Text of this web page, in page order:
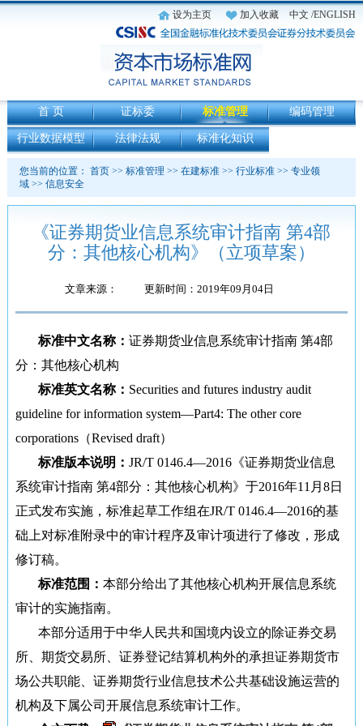
设为主页 加入收藏 中文 /ENGLISH
首 页 证标委 标准管理 编码管理
行业数据模型 法律法规 标准化知识
您当前的位置： 首页>> 标准管理 >> 在建标准>> 行业标准>> 专业领
域>> 信息安全
《证券期货业信息系统审计指南 第4部
分：其他核心机构》（立项草案）
文章来源： 更新时间：2019年09月04日
标准中文名称： 证券期货业信息系统审计指南 第4部
分：其他核心机构
标准英文名称： Securities and futures industry audit
guideline for information system—Part4: The other core
corporations（Revised draft）
标准版本说明： JR/T 0146.4—2016《证券期货业信息
系统审计指南 第4部分：其他核心机构》于2016年11月8日
正式发布实施，标准起草工作组在JR/T 0146.4—2016的基
础上对标准附录中的审计程序及审计项进行了修改，形成
修订稿。
标准范围： 本部分给出了其他核心机构开展信息系统
审计的实施指南。
本部分适用于中华人民共和国境内设立的除证券交易
所、期货交易所、证券登记结算机构外的承担证券期货市
场公共职能、证券期货行业信息技术公共基础设施运营的
机构及下属公司开展信息系统审计工作。